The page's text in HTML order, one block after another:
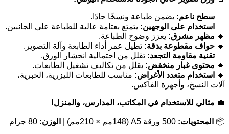
🔹 سطح ناعم: يضمن طباعة ونسخًا حادًا.
🔹
استخدام على الوجهين: يتمتع بعتامة عالية للطباعة على الجانبين.
🔹 مظهر مشرق: يعزز وضوح الطباعة.
🔹 حواف مقطوعة بدقة: تطيل عمر أداء الطابعة وآلة التصوير.
🔹تقنية مقاومة التجعد: تقلل من احتمالية انحشار الورق.
🔹 محتوى غبار منخفض: يقلل من تكاليف تشغيل الطابعات.
🔹
استخدام متعدد الأغراض: مناسب للطابعات الليزرية، الحبرية،
آلات النسخ، وأجهزة الفاكس.
💼 مثالي للاستخدام في المكاتب، المدارس، والمنزل!
📦 المحتويات: الوزن: